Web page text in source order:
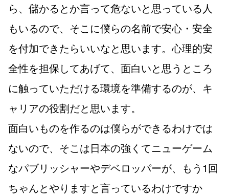
ら、儲かるとか言って危ないと思っている人
もいるので、そこに僕らの名前で安心・安全
を付加できたらいいなと思います。心理的安
全性を担保してあげて、面白いと思うところ
に触っていただける環境を準備するのが、キ
ャリアの役割だと思います。
面白いものを作るのは僕らができるわけでは
ないので、そこは日本の強くてニューゲーム
なパブリッシャーやデベロッパーが、もう1回
ちゃんとやりますと言っているわけですか